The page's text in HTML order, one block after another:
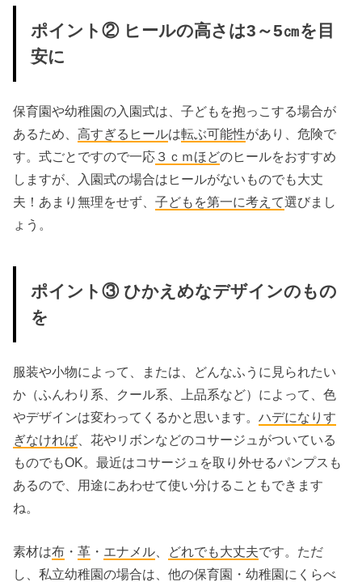
ポイント② ヒールの高さは3～5㎝を目
安に
保育園や幼稚園の入園式は、子どもを抱っこする場合が
あるため、高すぎるヒールは転ぶ可能性があり、危険で
す。式ごとですので一応 ３ｃｍほどのヒールをおすすめ
しますが、入園式の場合はヒールがないものでも大丈
夫！あまり無理をせず、子どもを第一に考えて選びまし
ょう。
ポイント③ ひかえめなデザインのもの
を
服装や小物によって、または、どんなふうに見られたい
か（ふんわり系、クール系、上品系など）によって、色
やデザインは変わってくるかと思います。 ハデになりす
ぎなければ 、花やリボンなどのコサージュがついている
ものでもOK。最近はコサージュを取り外せるパンプスも
あるので、用途にあわせて使い分けることもできます
ね。
素材は布 ・革 ・ エナメル どれでも大丈夫です。ただ
し、私立幼稚園の場合は、他の保育園・幼稚園にくらべ